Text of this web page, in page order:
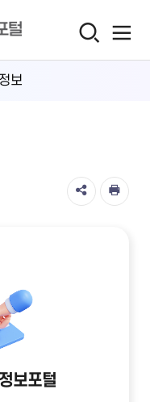
보
보포털